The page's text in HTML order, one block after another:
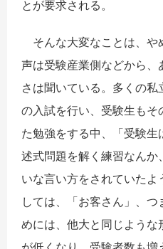
とが要求される。
そんな大変なことは、や
声は受験産業側などから
さは聞いている。多くの
の入試を行い、受験生もそ
た勉強をする中、「受験
述式問題を解く練習なんか
いな言い方をされていたよ
しては、「お客さん」、
めには、他大と同じよう